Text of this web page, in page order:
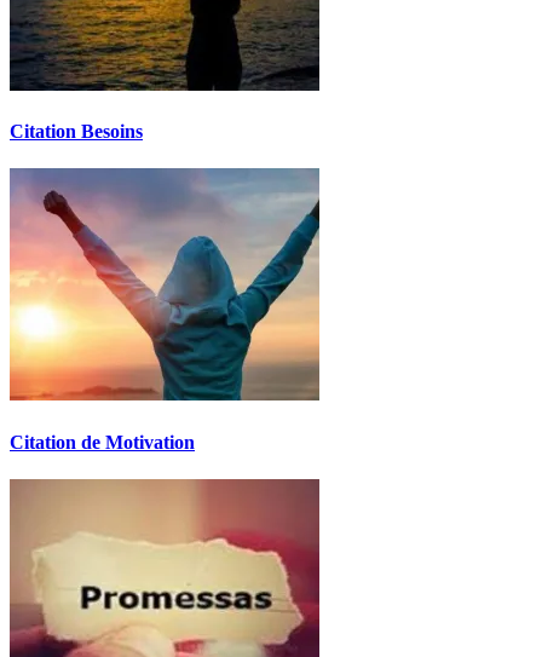
Citation Besoins
Citation de Motivation